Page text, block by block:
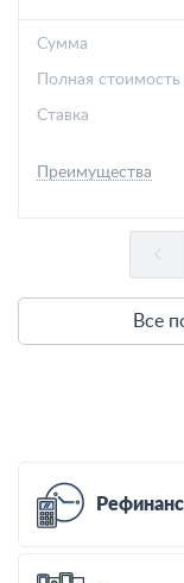
Cумма
Полная
Ставка
Преимущества
Все